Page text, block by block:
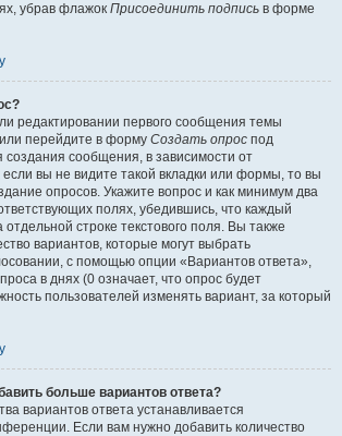
убрав флажок Присоединить подпись в форме
редактировании первого сообщения темы
перейдите в форму Создать опрос под
сообщения, в зависимости от
если вы не видите такой вкладки или формы, то вы
опросов. Укажите вопрос и как минимум два
полях, убедившись, что каждый
строке текстового поля. Вы также
вариантов, которые могут выбрать
с помощью опции «Вариантов ответа»,
в днях (0 означает, что опрос будет
пользователей изменять вариант, за который
больше вариантов ответа?
вариантов ответа устанавливается
Если вам нужно добавить количество